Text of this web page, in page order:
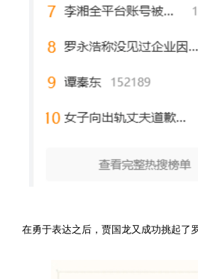
在勇于表达之后，贾国龙又成功挑起了